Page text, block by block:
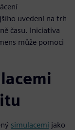
uvedení na trh
času. Iniciativa
může pomoci
simulacemi jako